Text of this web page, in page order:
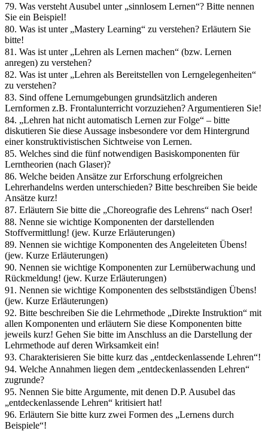
79. Was versteht Ausubel unter „sinnlosem Lernen“? Bitte nennen
Sie ein Beispiel!
80. Was ist unter „Mastery Learning“ zu verstehen? Erläutern Sie
bitte!
81. Was ist unter „Lehren als Lernen machen“ (bzw. Lernen
anregen) zu verstehen?
82. Was ist unter „Lehren als Bereitstellen von Lerngelegenheiten“
zu verstehen?
83. Sind offene Lernumgebungen grundsätzlich anderen
Lernformen z.B. Frontalunterricht vorzuziehen? Argumentieren Sie!
84. „Lehren hat nicht automatisch Lernen zur Folge“ – bitte
diskutieren Sie diese Aussage insbesondere vor dem Hintergrund
einer konstruktivistischen Sichtweise von Lernen.
85. Welches sind die fünf notwendigen Basiskomponenten für
Lerntheorien (nach Glaser)?
86. Welche beiden Ansätze zur Erforschung erfolgreichen
Lehrerhandelns werden unterschieden? Bitte beschreiben Sie beide
Ansätze kurz!
87. Erläutern Sie bitte die „Choreografie des Lehrens“ nach Oser!
88. Nenne sie wichtige Komponenten der darstellenden
Stoffvermittlung! (jew. Kurze Erläuterungen)
89. Nennen sie wichtige Komponenten des Angeleiteten Übens!
(jew. Kurze Erläuterungen)
90. Nennen sie wichtige Komponenten zur Lernüberwachung und
Rückmeldung! (jew. Kurze Erläuterungen)
91. Nennen sie wichtige Komponenten des selbstständigen Übens!
(jew. Kurze Erläuterungen)
92. Bitte beschreiben Sie die Lehrmethode „Direkte Instruktion“ mit
allen Komponenten und erläutern Sie diese Komponenten bitte
jeweils kurz! Gehen Sie bitte im Anschluss an die Darstellung der
Lehrmethode auf deren Wirksamkeit ein!
93. Charakterisieren Sie bitte kurz das „entdeckenlassende Lehren“!
94. Welche Annahmen liegen dem „entdeckenlassenden Lehren“
zugrunde?
95. Nennen Sie bitte Argumente, mit denen D.P. Ausubel das
„entdeckenlassende Lehren“ kritisiert hat!
96. Erläutern Sie bitte kurz zwei Formen des „Lernens durch
Beispiele“!